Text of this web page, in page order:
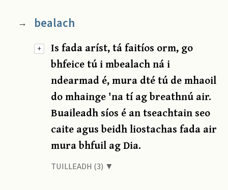
+
→ bealach
Is fada aríst, tá faitíos orm, go
bhfeice tú i mbealach ná i
ndearmad é, mura dté tú de mhaoil
do mhainge 'na tí ag breathnú air.
Buaileadh síos é an tseachtain seo
caite agus beidh liostachas fada air
mura bhfuil ag Dia.
TUILLEADH (3) ▼